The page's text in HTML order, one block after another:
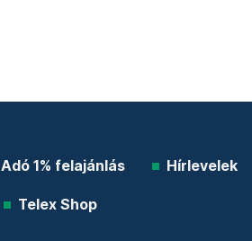
Adó 1% felajánlás Hírlevelek
Telex Shop